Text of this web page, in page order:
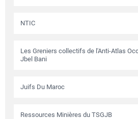
NTIC
Les Greniers collectifs de l'Anti-Atlas
Jbel Bani
Juifs Du Maroc
Ressources Minières du TSGJB